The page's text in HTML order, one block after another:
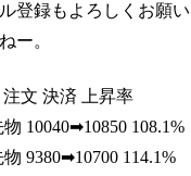
登録もよろしくお願い
ー。
文 決済 上昇率
10040➡10850 108.1%
9380➡10700 114.1%